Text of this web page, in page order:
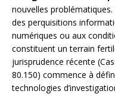
nouvelles
des perquisitions
numériques ou aux
constituent un terrain
jurisprudence récente
80.150) commence à
technologies